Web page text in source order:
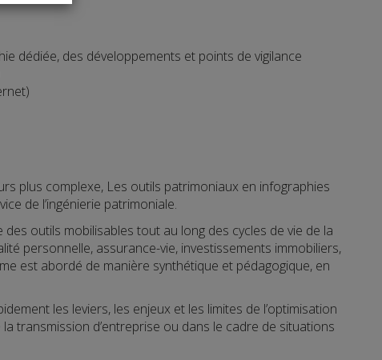
dédiée, des développements et points de vigilance
plus complexe, Les outils patrimoniaux en infographies
de l’ingénierie patrimoniale.
outils mobilisables tout au long des cycles de vie de la
personnelle, assurance-vie, investissements immobiliers,
est abordé de manière synthétique et pédagogique, en
les leviers, les enjeux et les limites de l’optimisation
transmission d’entreprise ou dans le cadre de situations